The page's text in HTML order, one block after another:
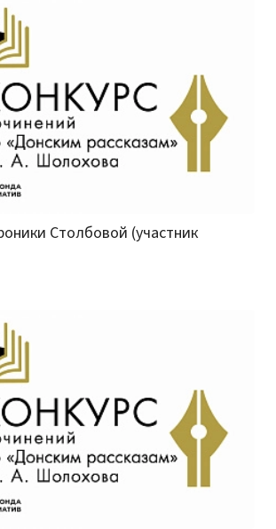
Столбовой (участник